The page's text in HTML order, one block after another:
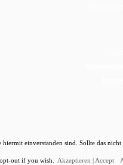
einverstanden sind. Sollte das
out if you wish. Akzeptieren | Accept